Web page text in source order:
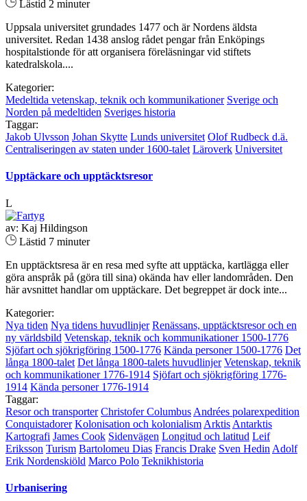
Lästid 2 minuter
Uppsala universitet grundades 1477 och är Nordens äldsta
universitet. Redan 1438 anslog rådet pengar från Enköpings
hospitalstionde för att organisera föreläsningar vid stiftets
katedralskola....
Kategorier:
Medeltida vetenskap, teknik och kommunikationer Sverige och
Norden på medeltiden Sveriges historia
Taggar:
Jakob Ulvsson Johan Skytte Lunds universitet Olof Rudbeck d.ä.
Centraliseringen av staten under 1600-talet Läroverk Universitet
Upptäckare och upptäcktsresor
L
av: Kaj Hildingson
Lästid 7 minuter
En upptäcktsresa är en resa med syfte att upptäcka, kartlägga eller
göra anspråk på (göra till sina) okända hav eller landområden. Den
här avsnittet handlar om upptäckare. Det begreppet är dock inte...
Kategorier:
Nya tiden Nya tidens huvudlinjer Renässans, upptäcktsresor och en
ny världsbild Vetenskap, teknik och kommunikationer 1500-1776
Sjöfart och sjökrigföring 1500-1776 Kända personer 1500-1776 Det
långa 1800-talet Det långa 1800-talets huvudlinjer Vetenskap, teknik
och kommunikationer 1776-1914 Sjöfart och sjökrigföring 1776-
1914 Kända personer 1776-1914
Taggar:
Resor och transporter Christofer Columbus Andrées polarexpedition
Conquistadorer Kolonisation och kolonialism Arktis Antarktis
Kartografi James Cook Sidenvägen Longitud och latitud Leif
Eriksson Turism Bartolomeu Dias Francis Drake Sven Hedin Adolf
Erik Nordenskiöld Marco Polo Teknikhistoria
Urbanisering